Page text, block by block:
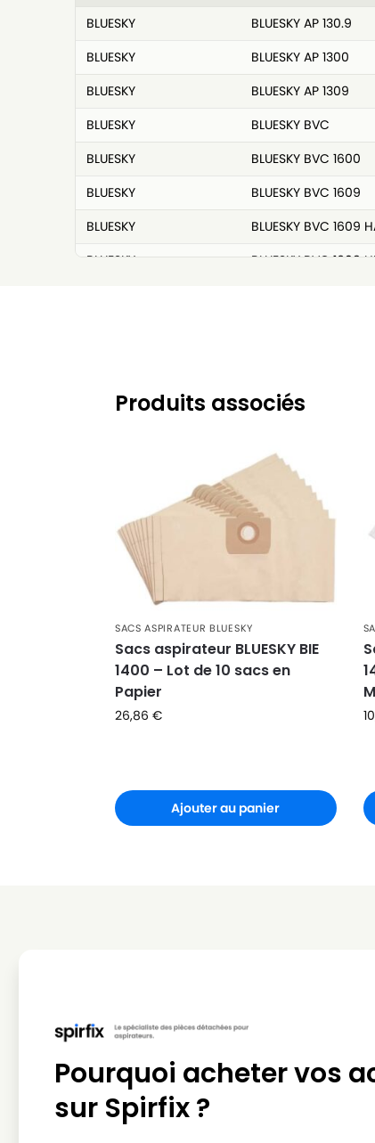
BLUESKY
BLUESKY AP 130.9
BLUESKY
BLUESKY AP 1300
BLUESKY
BLUESKY AP 1309
BLUESKY
BLUESKY BVC
BLUESKY
BLUESKY BVC 1600
BLUESKY
BLUESKY BVC 1609
BLUESKY
BLUESKY BVC 1609
BLUESKY
BLUESKY BVC 1609
BLUESKY
BLUESKY CB 950
BLUESKY V 3310
Produits associés
SACS ASPIRATEUR BLUESKY
Sacs aspirateur BLUESKY BIE
1400 – Lot de 10 sacs en
Papier
26,86 €
Ajouter au panier
Pourquoi acheter vos
sur Spirfix ?